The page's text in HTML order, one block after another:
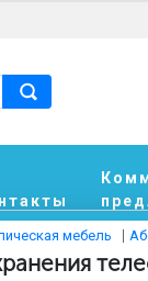
мебель